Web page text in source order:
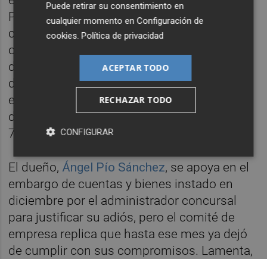
Parecía que tenía una última oportunidad
con la entrada de Formen, pero al final esa
opción se quedó en nada, ya que el nuevo
dueño accedió sin dinero y desde el primer
día no se hizo cargo de ninguna obligación
económica contraída; ni pagó por la compra
de la unidad productiva ni los salarios de los
74 trabajadores.
El dueño, Ángel Pío Sánchez, se apoya en el
embargo de cuentas y bienes instado en
diciembre por el administrador concursal
para justificar su adiós, pero el comité de
empresa replica que hasta ese mes ya dejó
de cumplir con sus compromisos. Lamenta,
Puede retirar su consentimiento en
cualquier momento enConfiguración de
cookies.Política de privacidad
ACEPTAR TODO
RECHAZAR TODO
CONFIGURAR